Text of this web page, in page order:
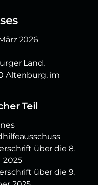
2026
Land,
Altenburg, im
Teil
über die 8.
2025
über die 9.